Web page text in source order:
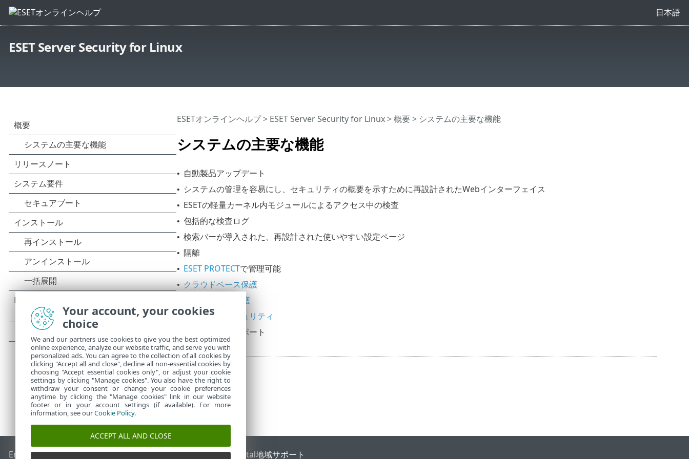
日本語
ESET Server Security for Linux
システムの主要な機能
ESETオンラインヘルプ> ESET Server Security for Linux>概要> システムの主要な機能
• 自動製品アップデート
• システムの管理を容易にし、セキュリティの概要を示すために再設計されたWebインターフェイス
• ESETの軽量カーネル内モジュールによるアクセス中の検査
• 包括的な検査ログ
• 検索バーが導入された、再設計された使いやすい設定ページ
• 隔離
• ESET PROTECTで管理可能
• クラウドベース保護
Webアクセス保護
• コンテナーセキュリティ
サポート
End of LifeESETナレッジベースESETフォーラムESET Status Portal地域サポート
Your account, your cookies
choice
We and our partners use cookies to give you the best optimized
online experience, analyze our website traffic, and serve you with
personalized ads. You can agree to the collection of all cookies by
clicking "Accept all and close", decline all non-essential cookies by
choosing "Accept essential cookies only", or adjust your cookie
settings by clicking "Manage cookies". You also have the right to
withdraw your consent or change your cookie preferences
anytime by clicking the "Manage cookies" link in our website
footer or in your account settings (if available). For more
information, see ourCookie Policy.
ACCEPT ALL AND CLOSE